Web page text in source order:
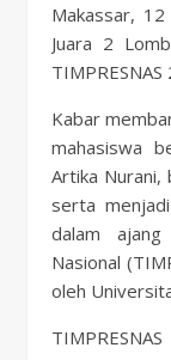
Makassar, 12 November 2024- Tim LKIMers Raih
Juara 2
Kabar
mahasiswa
Artika Nurani,
serta
dalam
Nasional
oleh